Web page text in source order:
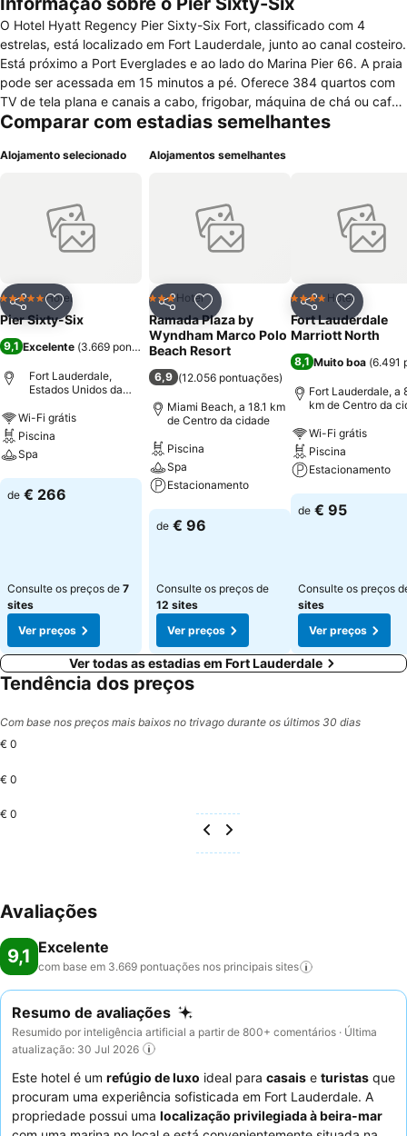
O Hotel Hyatt Regency Pier Sixty-Six Fort, classificado com 4
estrelas, está localizado em Fort Lauderdale, junto ao canal costeiro.
Está próximo a Port Everglades e ao lado do Marina Pier 66. A praia
pode ser acessada em 15 minutos a pé. Oferece 384 quartos com
TV de tela plana e canais a cabo, frigobar, máquina de chá ou café.
Em algumas acomodações você pode desfrutar da varanda e
quadra de tênis e banheira de hidromassagem. Os serviços de
disponibilizado em todas as áreas compartilhadas. O serviço de
concierge está à sua disposição. O Hyatt Regency também lhe
oferece traslado gratuito até a praia. O café da manhã é servido no
jantar. No Bar e Grill Sixty-Six você pode saborear filés, lagostas e
massas caseiras. O Hotel Hyatt Regency Pier Sixty-Six Fort dispõe
de espaços internos e externos para que possa realizar reuniões de
negócios, ou eventos.
Comparar com estadias semelhantes
Alojamento selecionado
PartilharAdicionar aos favoritos
5 EstrelasHotel
Pier Sixty-Six
9,1 Excelente (3.669 pontuações)
Fort Lauderdale,
Estados Unidos da
Wi-Fi grátis
Piscina
Spa
Ver preços
de € 266
Consulte os preços de 7
sites
Ver preços
Alojamentos semelhantes
PartilharAdicionar aos favoritos
3 Estrelas
Hotel
Ramada Plaza by
Wyndham Marco Polo
Beach Resort
6,9 (12.056 pontuações)
Miami Beach, a 18.1 km
de Centro da cidade
Piscina
Spa
Estacionamento
Ver preços
de € 96
Consulte os preços de
12 sites
Ver preços
Partilhar
4 EstrelasHotel
Fort Lauderdale
Marriott North
8,1 Muito boa (6.491
Fort Lauderdale, a
km de Centro da
Wi-Fi grátis
Piscina
Estacionamento
Ver preços
de € 95
Consulte os preços
sites
Ver preços
Ver todas as estadias em Fort Lauderdale
Tendência dos preços
Com base nos preços mais baixos no trivago durante os últimos 30 dias
€ 0
€ 0
€ 0
Avaliações
9,1 Excelente
com base em 3.669 pontuações nos principais sites
Resumo de avaliações
Resumido por inteligência artificial a partir de 800+ comentários · Última
atualização: 30 Jul 2026
Este hotel é um refúgio de luxo ideal para casais e turistas que
procuram uma experiência sofisticada em Fort Lauderdale. A
propriedade possui uma localização privilegiada à beira-mar